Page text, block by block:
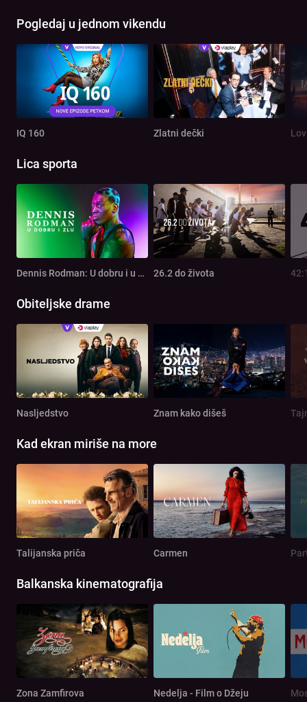
Pogledaj u jednom vikendu
IQ 160 Zlatni dečki
Lica sporta
Dennis Rodman: U dobru i u zlu 26.2 do života
Obiteljske drame
Nasljedstvo Znam kako dišeš
Kad ekran miriše na more
Talijanska priča Carmen
Balkanska kinematografija
Zona Zamfirova Nedelja - Film o Džeju